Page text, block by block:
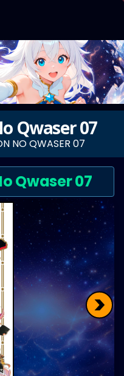
Qwaser 07
NO QWASER 07
Qwaser 07
>